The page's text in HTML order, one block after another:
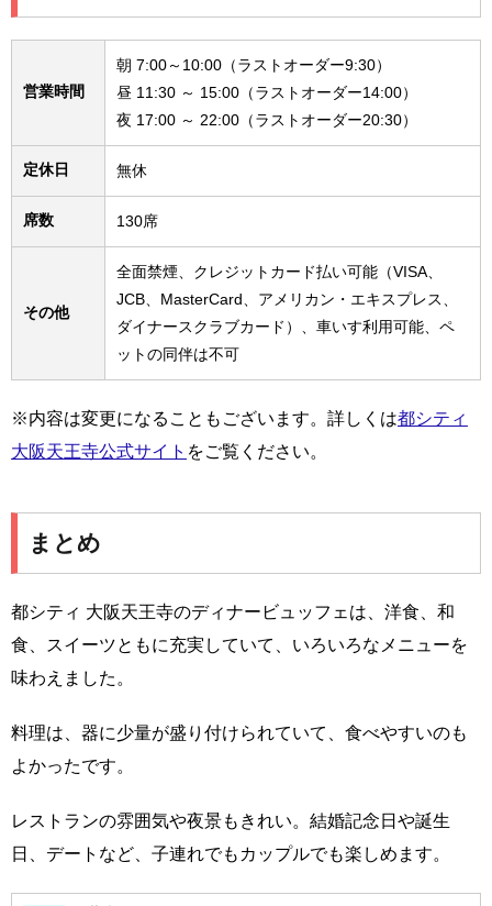
営業時間
朝 7:00～10:00（ラストオーダー9:30）
昼 11:30 ～ 15:00（ラストオーダー14:00）
夜 17:00 ～ 22:00（ラストオーダー20:30）
定休日 無休
席数 130席
その他
全面禁煙、クレジットカード払い可能（VISA、
JCB、MasterCard、アメリカン・エキスプレス、
ダイナースクラブカード）、車いす利用可能、ペ
ットの同伴は不可
※内容は変更になることもございます。詳しくは都シティ
大阪天王寺公式サイト をご覧ください。
まとめ
都シティ 大阪天王寺のディナービュッフェは、洋食、和
食、スイーツともに充実していて、いろいろなメニューを
味わえました。
料理は、器に少量が盛り付けられていて、食べやすいのも
よかったです。
レストランの雰囲気や夜景もきれい。結婚記念日や誕生
日、デートなど、子連れでもカップルでも楽しめます。